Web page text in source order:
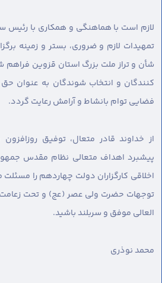
لازم است با هماهنگی و همکاری با رئیس
تمهیدات لازم و ضروری، بستر و زمینه
شأن و تراز ملت بزرگ استان قزوین
کنندگان و انتخاب شوندگان به عنوان حق
فضایی توام بانشاط و آرامش رعایت گردد.
از خداوند قادر متعال، توفیق
پیشبرد اهداف متعالی نظام مقدس
اخلاقی کارگزاران دولت چهاردهم را
توجهات حضرت ولی عصر (عج) و تحت
العالی موفق و سربلند باشید.
محمد نوذری